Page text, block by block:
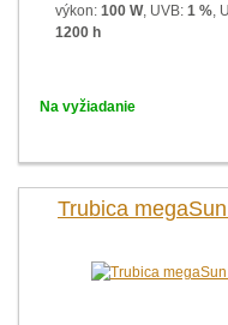
výkon: 100 W, UVB: 1 %,
1200 h
Na vyžiadanie
Trubica